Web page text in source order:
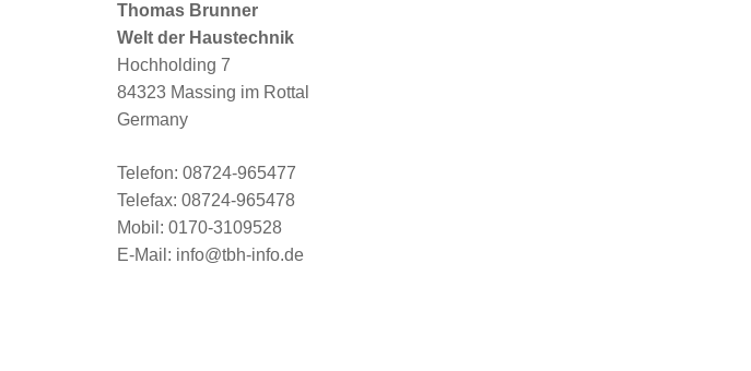
Thomas Brunner
Welt der Haustechnik
Hochholding 7
84323 Massing im Rottal
Germany
Telefon: 08724-965477
Telefax: 08724-965478
Mobil: 0170-3109528
E-Mail: info@tbh-info.de